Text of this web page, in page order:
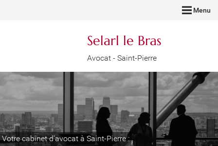
Menu
Selarl le Bras
Avocat - Saint-Pierre
Votre cabinet d'avocat à Saint-Pierre :